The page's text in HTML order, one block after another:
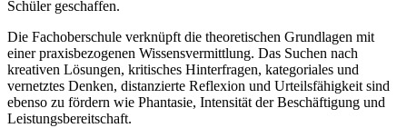
Schüler geschaffen.
Die Fachoberschule verknüpft die theoretischen Grundlagen mit
einer praxisbezogenen Wissensvermittlung. Das Suchen nach
kreativen Lösungen, kritisches Hinterfragen, kategoriales und
vernetztes Denken, distanzierte Reflexion und Urteilsfähigkeit sind
ebenso zu fördern wie Phantasie, Intensität der Beschäftigung und
Leistungsbereitschaft.